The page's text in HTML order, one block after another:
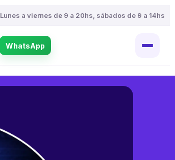
Lunes a viernes de 9 a 20hs, sábados de 9 a 14hs
WhatsApp